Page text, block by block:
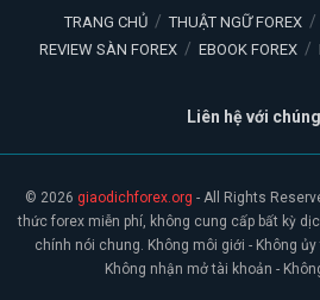
TRANG CHỦ THUẬT NGỮ FOREX
REVIEW SÀN FOREX
EBOOK FOREX
Liên hệ với
© 2026 giaodichforex.org - All Rights
thức forex miễn phí, không cung cấp bất kỳ
chính nói chung. Không môi giới - Không
Không nhận mở tài khoản -